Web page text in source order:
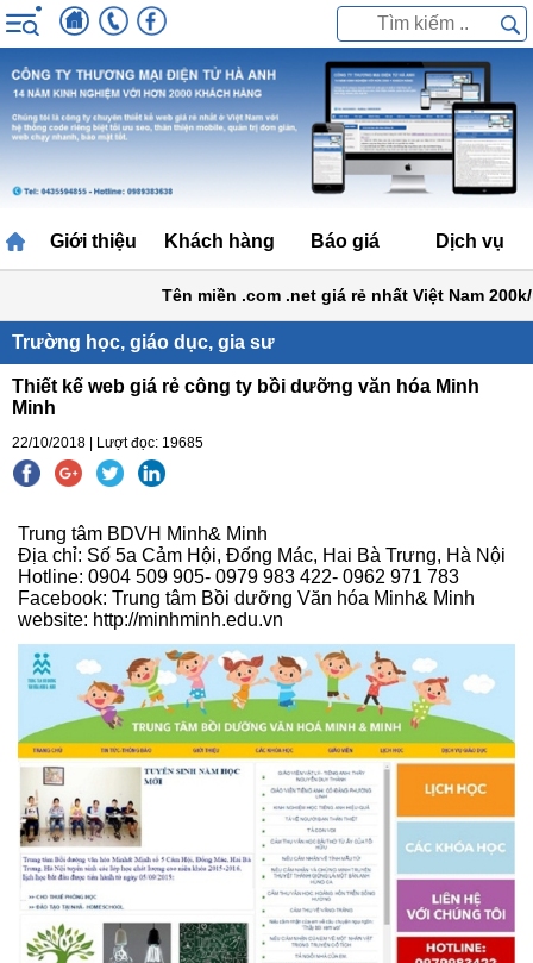
Giới thiệu Khách hàng Báo giá Dịch vụ
Tên miền .com .net giá rẻ nhất Việt Nam 200k/
Trường học, giáo dục, gia sư
Thiết kế web giá rẻ công ty bồi dưỡng văn hóa Minh
Minh
22/10/2018 | Lượt đọc: 19685
Trung tâm BDVH Minh& Minh
Địa chỉ: Số 5a Cảm Hội, Đống Mác, Hai Bà Trưng, Hà Nội
Hotline: 0904 509 905- 0979 983 422- 0962 971 783
Facebook: Trung tâm Bồi dưỡng Văn hóa Minh& Minh
website: http://minhminh.edu.vn